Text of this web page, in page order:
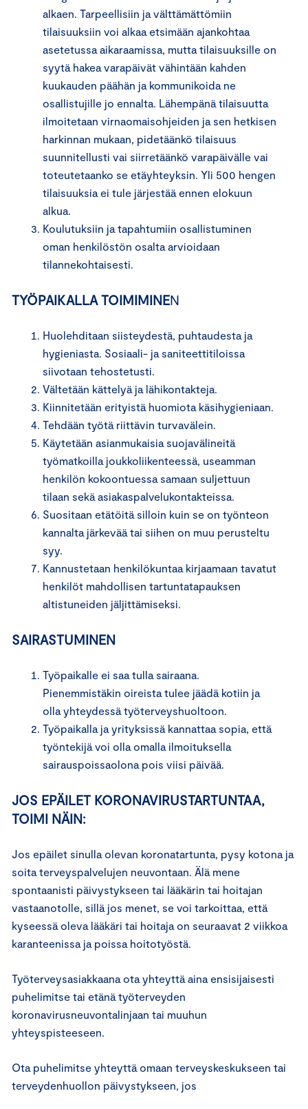
alkaen. Tarpeellisiin ja välttämättömiin
tilaisuuksiin voi alkaa etsimään ajankohtaa
asetetussa aikaraamissa, mutta tilaisuuksille on
syytä hakea varapäivät vähintään kahden
kuukauden päähän ja kommunikoida ne
osallistujille jo ennalta. Lähempänä tilaisuutta
ilmoitetaan virnaomaisohjeiden ja sen hetkisen
harkinnan mukaan, pidetäänkö tilaisuus
suunnitellusti vai siirretäänkö varapäivälle vai
toteutetaanko se etäyhteyksin. Yli 500 hengen
tilaisuuksia ei tule järjestää ennen elokuun
alkua.
Koulutuksiin ja tapahtumiin osallistuminen
oman henkilöstön osalta arvioidaan
tilannekohtaisesti.
TYÖPAIKALLA TOIMIMINEN
Huolehditaan siisteydestä, puhtaudesta ja
hygieniasta. Sosiaali- ja saniteettitiloissa
siivotaan tehostetusti.
Vältetään kättelyä ja lähikontakteja.
Kiinnitetään erityistä huomiota käsihygieniaan.
Tehdään työtä riittävin turvavälein.
Käytetään asianmukaisia suojavälineitä
työmatkoilla joukkoliikenteessä, useamman
henkilön kokoontuessa samaan suljettuun
tilaan sekä asiakaspalvelukontakteissa.
Suositaan etätöitä silloin kuin se on työnteon
kannalta järkevää tai siihen on muu perusteltu
syy.
Kannustetaan henkilökuntaa kirjaamaan tavatut
henkilöt mahdollisen tartuntatapauksen
altistuneiden jäljittämiseksi.
SAIRASTUMINEN
Työpaikalle ei saa tulla sairaana.
Pienemmistäkin oireista tulee jäädä kotiin ja
olla yhteydessä työterveyshuoltoon.
Työpaikalla ja yrityksissä kannattaa sopia, että
työntekijä voi olla omalla ilmoituksella
sairauspoissaolona pois viisi päivää.
JOS EPÄILET KORONAVIRUSTARTUNTAA,
TOIMI NÄIN:
Jos epäilet sinulla olevan koronatartunta, pysy kotona ja
soita terveyspalvelujen neuvontaan. Älä mene
spontaanisti päivystykseen tai lääkärin tai hoitajan
vastaanotolle, sillä jos menet, se voi tarkoittaa, että
kyseessä oleva lääkäri tai hoitaja on seuraavat 2 viikkoa
karanteenissa ja poissa hoitotyöstä.
Työterveysasiakkaana ota yhteyttä aina ensisijaisesti
puhelimitse tai etänä työterveyden
koronavirusneuvontalinjaan tai muuhun
yhteyspisteeseen.
Ota puhelimitse yhteyttä omaan terveyskeskukseen tai
terveydenhuollon päivystykseen, jos